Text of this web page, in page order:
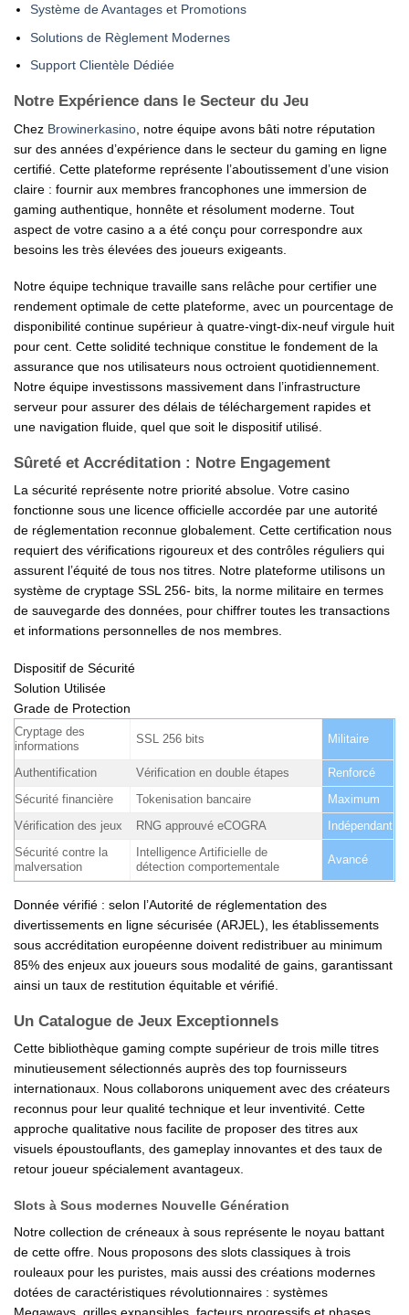
Système de Avantages et Promotions
Solutions de Règlement Modernes
Support Clientèle Dédiée
Notre Expérience dans le Secteur du Jeu
Chez Browinerkasino , notre équipe avons bâti notre réputation
sur des années d’expérience dans le secteur du gaming en ligne
certifié. Cette plateforme représente l’aboutissement d’une vision
claire : fournir aux membres francophones une immersion de
gaming authentique, honnête et résolument moderne. Tout
aspect de votre casino a a été conçu pour correspondre aux
besoins les très élevées des joueurs exigeants.
Notre équipe technique travaille sans relâche pour certifier une
rendement optimale de cette plateforme, avec un pourcentage de
disponibilité continue supérieur à quatre-vingt-dix-neuf virgule huit
pour cent. Cette solidité technique constitue le fondement de la
assurance que nos utilisateurs nous octroient quotidiennement.
Notre équipe investissons massivement dans l’infrastructure
serveur pour assurer des délais de téléchargement rapides et
une navigation fluide, quel que soit le dispositif utilisé.
Sûreté et Accréditation : Notre Engagement
La sécurité représente notre priorité absolue. Votre casino
fonctionne sous une licence officielle accordée par une autorité
de réglementation reconnue globalement. Cette certification nous
requiert des vérifications rigoureux et des contrôles réguliers qui
assurent l’équité de tous nos titres. Notre plateforme utilisons un
système de cryptage SSL 256- bits, la norme militaire en termes
de sauvegarde des données, pour chiffrer toutes les transactions
et informations personnelles de nos membres.
Dispositif de Sécurité
Solution Utilisée
Grade de Protection
Cryptage des
informations
SSL 256 bits Militaire
Authentification Vérification en double étapes Renforcé
Sécurité financière Tokenisation bancaire Maximum
Vérification des jeux RNG approuvé eCOGRA Indépendant
Sécurité contre la
malversation
Intelligence Artificielle de
détection comportementale
Avancé
Donnée vérifié : selon l’Autorité de réglementation des
divertissements en ligne sécurisée (ARJEL), les établissements
sous accréditation européenne doivent redistribuer au minimum
85% des enjeux aux joueurs sous modalité de gains, garantissant
ainsi un taux de restitution équitable et vérifié.
Un Catalogue de Jeux Exceptionnels
Cette bibliothèque gaming compte supérieur de trois mille titres
minutieusement sélectionnés auprès des top fournisseurs
internationaux. Nous collaborons uniquement avec des créateurs
reconnus pour leur qualité technique et leur inventivité. Cette
approche qualitative nous facilite de proposer des titres aux
visuels époustouflants, des gameplay innovantes et des taux de
retour joueur spécialement avantageux.
Slots à Sous modernes Nouvelle Génération
Notre collection de créneaux à sous représente le noyau battant
de cette offre. Nous proposons des slots classiques à trois
rouleaux pour les puristes, mais aussi des créations modernes
dotées de caractéristiques révolutionnaires : systèmes